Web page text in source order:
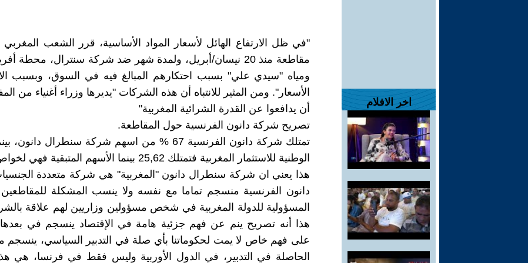
اخر الافلام
"في ظل الارتفاع الهائل لأسعار المواد الأساسية، قرر الشعب
مقاطعة منذ 20 نيسان/أبريل، ولمدة شهر ضد شركة سنترال، محطة
ومياه "سيدي علي" بسبب احتكارهم المبالغ فيه في السوق، وبسبب
الأسعار". ومن المثير للانتباه أن هذه الشركات "يديرها وزراء أغنياء من
أن يدافعوا عن القدرة الشرائية المغربية"
تصريح شركة دانون الفرنسية حول المقاطعة.
تمتلك شركة دانون الفرنسية 67 % من اسهم شركة سنطرال
الوطنية للاستثمار المغربية فتمتلك 25,62 بينما الأسهم المتبقية فهي لخواص آخرين.
هذا يعني ان شركة سنطرال دانون "المغربية" هي شركة متعددة
دانون الفرنسية منسجم تماما مع نفسه ولا ينسب المشكلة
المسؤولية للدولة المغربية في شخص مسؤولين وزاريين لهم علاقة
هذا أنه تصريح ينم عن فهم جزئية هامة في الإقتصاد ينسجم في
على فهم خاص لا يمت لحكوماتنا بأي صلة في التدبير السياسي، ينسجم مع
الحاصلة في التدبير، في الدول الأوربية وليس فقط في فرنسا، هي